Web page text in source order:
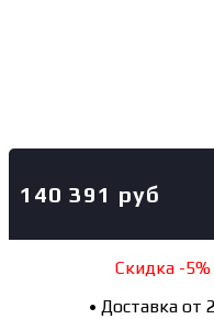
140 391 руб
Скидка -5%
• Доставка от